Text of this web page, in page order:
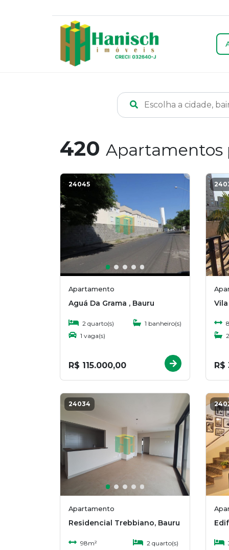
Escolha a cidade,
420 Apartamentos
24045
Apartamento
Aguá Da Grama , Bauru
2 quarto(s)
1 banheiro(s)
1 vaga(s)
R$ 115.000,00 R$
24034
Apartamento
Residencial Trebbiano, Bauru
98m²
2 quarto(s)